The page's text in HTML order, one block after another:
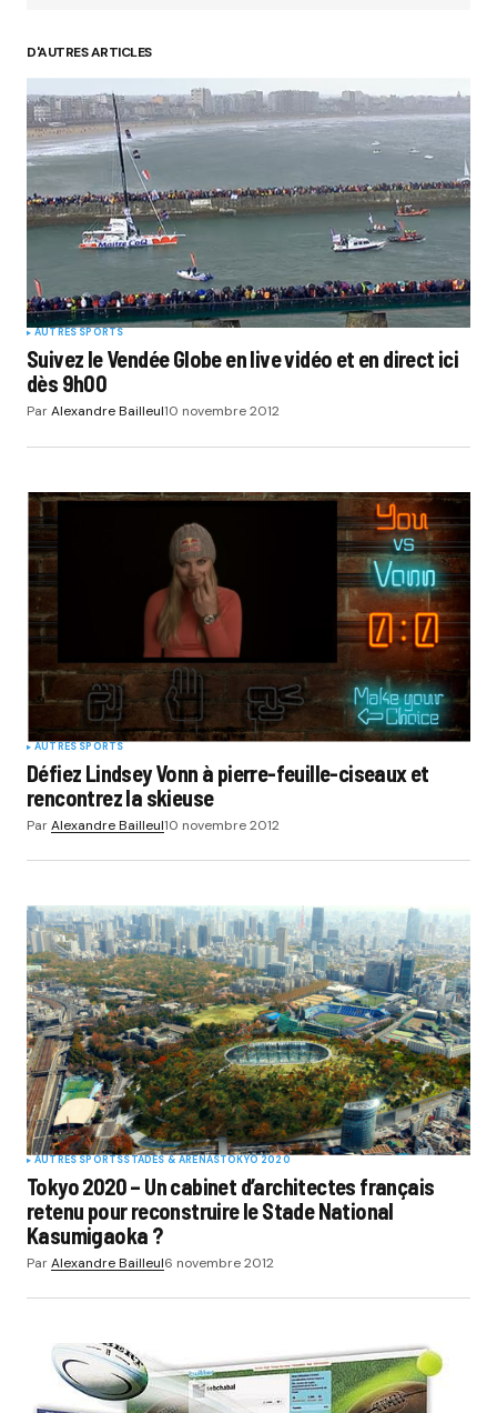
Your Name*
Your E-mail
Submit Comment
D'AUTRES ARTICLES
AUTRES SPORTS
Suivez le Vendée Globe en live vidéo et en direct ici
dès 9h00
ParAlexandre Bailleul10 novembre 2012
AUTRES SPORTS
Défiez Lindsey Vonn à pierre-feuille-ciseaux et
rencontrez la skieuse
ParAlexandre Bailleul10 novembre 2012
AUTRES SPORTSSTADES & ARENASTOKYO 2020
Tokyo 2020 – Un cabinet d’architectes français
retenu pour reconstruire le Stade National
Kasumigaoka ?
ParAlexandre Bailleul6 novembre 2012